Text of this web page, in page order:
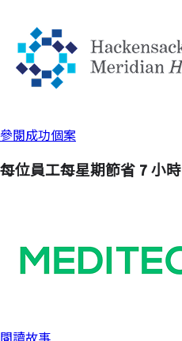
參閱成功個案
每位員工每星期節省 7 小時